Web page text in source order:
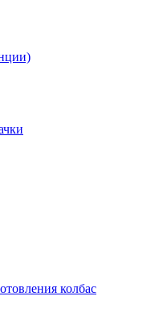
колбас